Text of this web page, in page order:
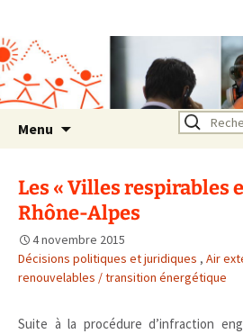
Rhône Alpes
Un environnement sain pour
la santé de tous
Menu
Les « Villes respirables
Rhône-Alpes
4 novembre 2015
Décisions politiques et juridiques , Air
renouvelables / transition énergétique
Suite à la procédure d’infraction